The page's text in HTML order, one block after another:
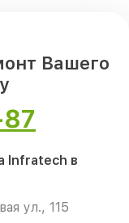
Вашего
Infratech в
ул., 115